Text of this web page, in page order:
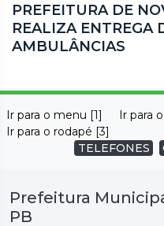
PREFEITURA DE
REALIZA ENTREGA
AMBULÂNCIAS
Ir para o menu [1]
Ir para
Ir para o rodapé [3]
TELEFONES
Prefeitura
PB